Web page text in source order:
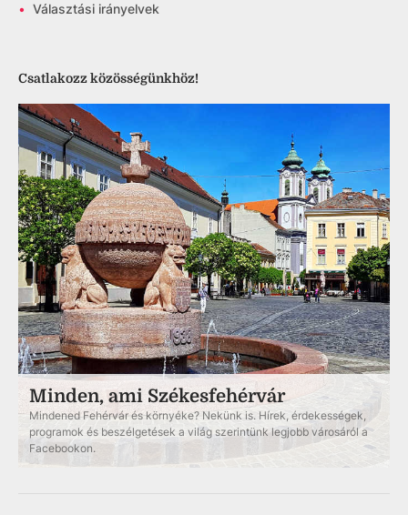
• Választási irányelvek
Csatlakozz közösségünkhöz!
Minden, ami Székesfehérvár
Mindened Fehérvár és környéke? Nekünk is. Hírek, érdekességek,
programok és beszélgetések a világ szerintünk legjobb városáról a
Facebookon.